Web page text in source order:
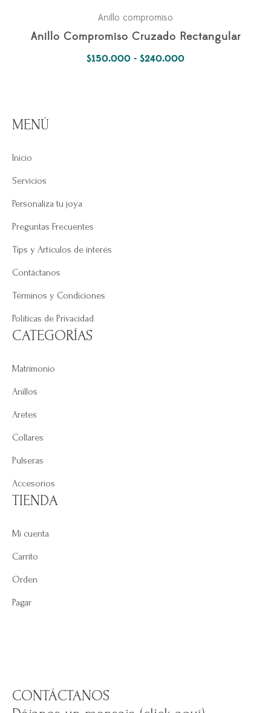
Anillo compromiso
Anillo Compromiso Cruzado Rectangular
$150.000 - $240.000Rango
MENÚ
Inicio
Servicios
Personaliza tu joya
Preguntas Frecuentes
Tips y Artículos de interés
Contáctanos
Términos y Condiciones
Políticas de Privacidad
CATEGORÍAS
Matrimonio
Anillos
Aretes
Collares
Pulseras
Accesorios
TIENDA
Mi cuenta
Carrito
Orden
Pagar
CONTÁCTANOS